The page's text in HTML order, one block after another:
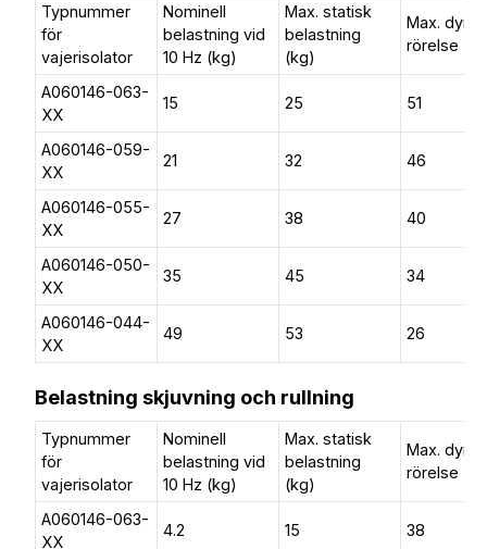
Typnummer
för
vajerisolator
Nominell
belastning vid
10 Hz (kg)
Max. statisk
belastning
(kg)
Max. dyn.
rörelse
A060146-063-
XX
15 25 51
A060146-059-
XX
21 32 46
A060146-055-
XX
27 38 40
A060146-050-
XX
35 45 34
A060146-044-
XX
49 53 26
Belastning skjuvning och rullning
Typnummer
för
vajerisolator
Nominell
belastning vid
10 Hz (kg)
Max. statisk
belastning
(kg)
Max. dyn.
rörelse
A060146-063-
XX
4.2 15 38